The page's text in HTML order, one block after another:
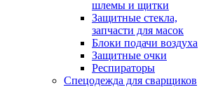
шлемы и щитки
Защитные стекла,
запчасти для масок
Блоки подачи воздуха
Защитные очки
Респираторы
Спецодежда для сварщиков